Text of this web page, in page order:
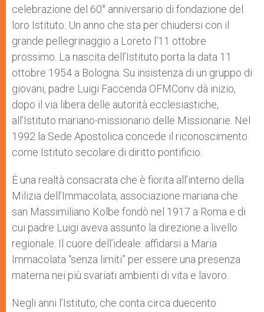
celebrazione del 60° anniversario di fondazione del
loro Istituto. Un anno che sta per chiudersi con il
grande pellegrinaggio a Loreto l’11 ottobre
prossimo. La nascita dell’Istituto porta la data 11
ottobre 1954 a Bologna. Su insistenza di un gruppo di
giovani, padre Luigi Faccenda OFMConv dà inizio,
dopo il via libera delle autorità ecclesiastiche,
all’Istituto mariano-missionario delle Missionarie. Nel
1992 la Sede Apostolica concede il riconoscimento
come Istituto secolare di diritto pontificio.
È una realtà consacrata che è fiorita all’interno della
Milizia dell’Immacolata, associazione mariana che
san Massimiliano Kolbe fondò nel 1917 a Roma e di
cui padre Luigi aveva assunto la direzione a livello
regionale. Il cuore dell’ideale: affidarsi a Maria
Immacolata “senza limiti” per essere una presenza
materna nei più svariati ambienti di vita e lavoro.
Negli anni l’Istituto, che conta circa duecento